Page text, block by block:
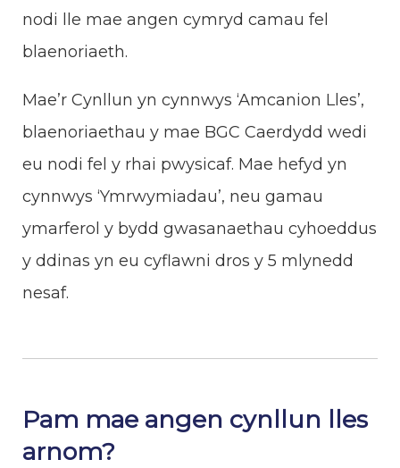
nodi lle mae angen cymryd camau fel
blaenoriaeth.
Mae’r Cynllun yn cynnwys ‘Amcanion Lles’,
blaenoriaethau y mae BGC Caerdydd wedi
eu nodi fel y rhai pwysicaf. Mae hefyd yn
cynnwys ‘Ymrwymiadau’, neu gamau
ymarferol y bydd gwasanaethau cyhoeddus
y ddinas yn eu cyflawni dros y 5 mlynedd
nesaf.
Pam mae angen cynllun lles
arnom?